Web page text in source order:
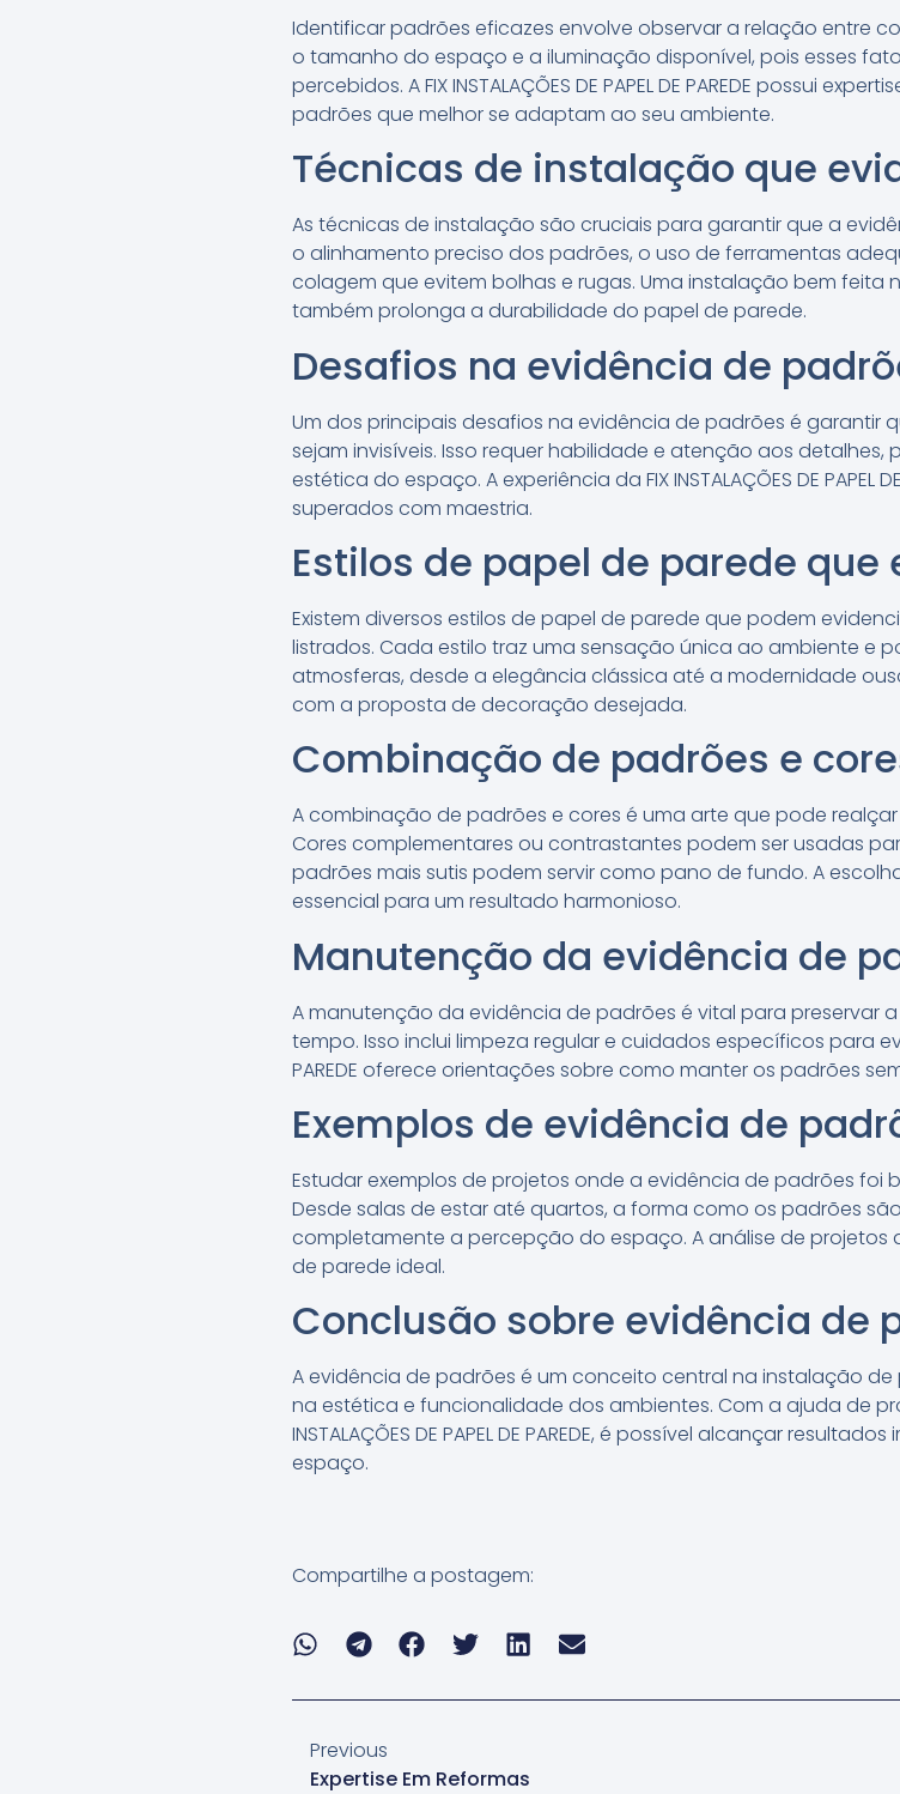
Identificar padrões eficazes envolve observar a relação entre
o tamanho do espaço e a iluminação disponível, pois esses
percebidos. A FIX INSTALAÇÕES DE PAPEL DE PAREDE possui
padrões que melhor se adaptam ao seu ambiente.
Técnicas de instalação que
As técnicas de instalação são cruciais para garantir que a
o alinhamento preciso dos padrões, o uso de ferramentas
colagem que evitem bolhas e rugas. Uma instalação bem feita
também prolonga a durabilidade do papel de parede.
Desafios na evidência de
Um dos principais desafios na evidência de padrões é garantir
sejam invisíveis. Isso requer habilidade e atenção aos
estética do espaço. A experiência da FIX INSTALAÇÕES DE PAPEL
superados com maestria.
Estilos de papel de parede
Existem diversos estilos de papel de parede que podem
listrados. Cada estilo traz uma sensação única ao ambiente e
atmosferas, desde a elegância clássica até a modernidade
com a proposta de decoração desejada.
Combinação de padrões e
A combinação de padrões e cores é uma arte que pode
Cores complementares ou contrastantes podem ser usadas
padrões mais sutis podem servir como pano de fundo. A
essencial para um resultado harmonioso.
Manutenção da evidência de
A manutenção da evidência de padrões é vital para preservar
tempo. Isso inclui limpeza regular e cuidados específicos para evitar
PAREDE oferece orientações sobre como manter os padrões
Exemplos de evidência de
Estudar exemplos de projetos onde a evidência de padrões foi
Desde salas de estar até quartos, a forma como os padrões
completamente a percepção do espaço. A análise de
de parede ideal.
Conclusão sobre evidência de
A evidência de padrões é um conceito central na instalação
na estética e funcionalidade dos ambientes. Com a ajuda de
INSTALAÇÕES DE PAPEL DE PAREDE, é possível alcançar
espaço.
Compartilhe a postagem:
Previous
Expertise Em Reformas